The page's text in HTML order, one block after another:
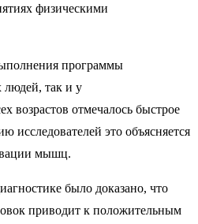
физическими
программы
людей, так и у
возрастов отмечалось быстрое
исследователей это объясняется
мышц.
было доказано, что
приводит к положительным